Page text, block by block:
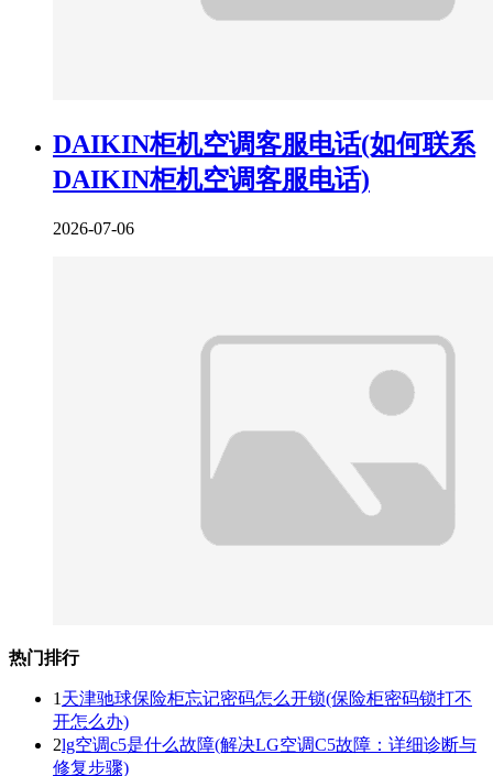
DAIKIN柜机空调客服电话(如何联系
DAIKIN柜机空调客服电话)
2026-07-06
热门排行
1 天津驰球保险柜忘记密码怎么开锁(保险柜密码锁打不
开怎么办)
2lg空调c5是什么故障(解决LG空调C5故障：详细诊断与
修复步骤)